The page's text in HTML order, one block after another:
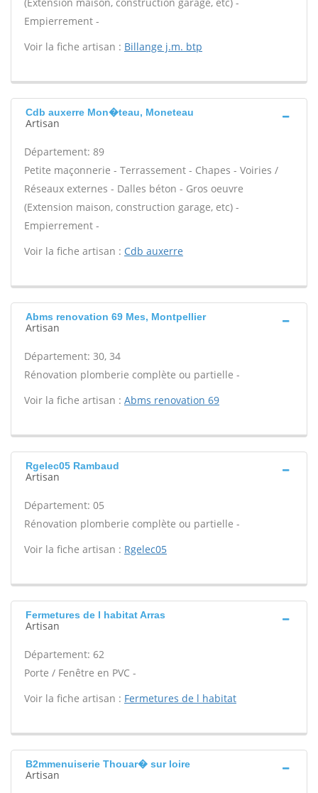
Empierrement -
Voir la fiche artisan : Billange j.m. btp
Cdb auxerre Mon�teau, Moneteau
Artisan
Département: 89
Petite maçonnerie - Terrassement - Chapes - Voiries /
Réseaux externes - Dalles béton - Gros oeuvre
(Extension maison, construction garage, etc) -
Empierrement -
Voir la fiche artisan : Cdb auxerre
Abms renovation 69 Mes, Montpellier
Artisan
Département: 30, 34
Rénovation plomberie complète ou partielle -
Voir la fiche artisan : Abms renovation 69
Rgelec05 Rambaud
Artisan
Département: 05
Rénovation plomberie complète ou partielle -
Voir la fiche artisan : Rgelec05
Fermetures de l habitat Arras
Artisan
Département: 62
Porte / Fenêtre en PVC -
Voir la fiche artisan : Fermetures de l habitat
B2mmenuiserie Thouar� sur loire
Artisan